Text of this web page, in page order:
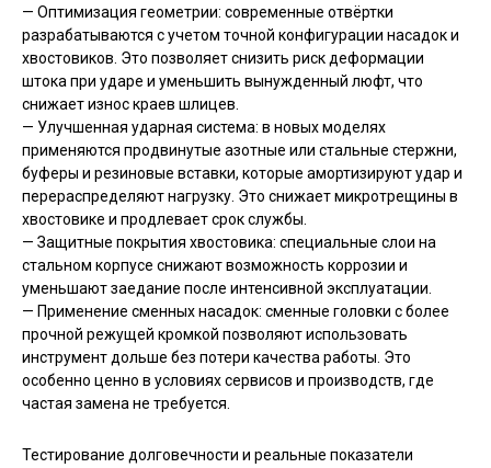
— Оптимизация геометрии: современные отвёртки
разрабатываются с учетом точной конфигурации насадок и
хвостовиков. Это позволяет снизить риск деформации
штока при ударе и уменьшить вынужденный люфт, что
снижает износ краев шлицев.
— Улучшенная ударная система: в новых моделях
применяются продвинутые азотные или стальные стержни,
буферы и резиновые вставки, которые амортизируют удар и
перераспределяют нагрузку. Это снижает микротрещины в
хвостовике и продлевает срок службы.
— Защитные покрытия хвостовика: специальные слои на
стальном корпусе снижают возможность коррозии и
уменьшают заедание после интенсивной эксплуатации.
— Применение сменных насадок: сменные головки с более
прочной режущей кромкой позволяют использовать
инструмент дольше без потери качества работы. Это
особенно ценно в условиях сервисов и производств, где
частая замена не требуется.
Тестирование долговечности и реальные показатели